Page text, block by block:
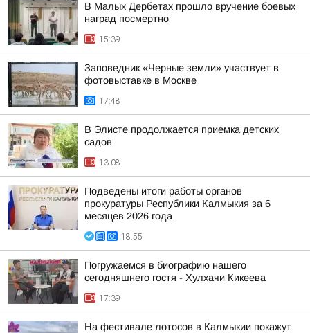
В Малых Дербетах прошло вручение боевых
наград посмертно
15:39
Заповедник «Черные земли» участвует в
фотовыставке в Москве
17:48
В Элисте продолжается приемка детских
садов
13:08
Подведены итоги работы органов
прокуратуры Республики Калмыкия за 6
месяцев 2026 года
18:55
Погружаемся в биографию нашего
сегодняшнего гостя - Хулхачи Кикеева
17:39
На фестивале лотосов в Калмыкии покажут